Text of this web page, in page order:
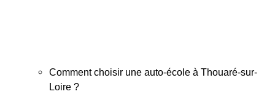
Comment choisir une auto-école à Thouaré-sur-
Loire ?